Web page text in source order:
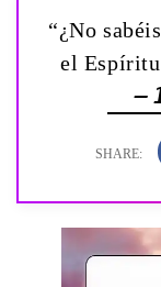
“¿No
el Espíritu
—